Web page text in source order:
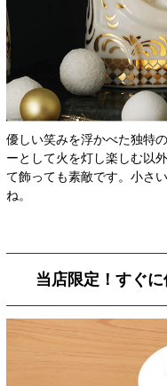
優しい笑みを浮かべた独特
ーとして火を灯し楽しむ以
て飾っても素敵です。小さ
ね。
当店限定！すぐ